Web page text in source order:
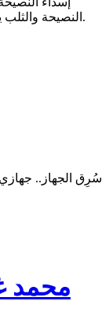
النصيحة والثلب يضيق أحيانًا عند كثير من الناس إسداء واستماعا.
سُرِق الجهاز..
محمد